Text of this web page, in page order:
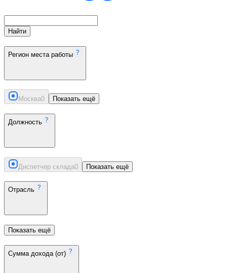
Найти
Регион места работы
Москва0 Показать ещё
Должность
Диспетчер склада0 Показать ещё
Отрасль
Показать ещё
Сумма дохода (от)